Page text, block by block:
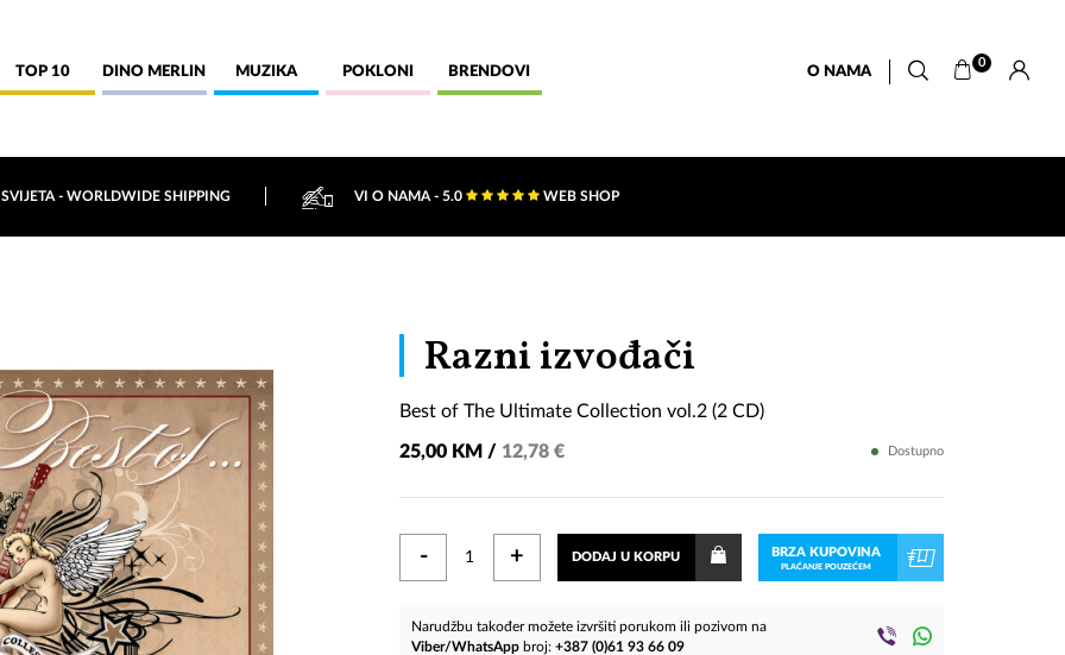
TOP 10 DINO MERLIN MUZIKA POKLONI BRENDOVI O NAMA
0
- WORLDWIDE SHIPPING VI O NAMA - 5.0 WEB SHOP
Razni izvođači
of
Ultimate
Collection
vol.2
(2
Best of The Ultimate Collection vol.2 (2 CD)
25,00 KM / 12,78 € Dostupno
- + DODAJ U KORPU BRZA KUPOVINA
PLAĆANJE POUZEĆEM
Narudžbu također možete izvršiti porukom ili pozivom na
Viber/WhatsApp broj:+387 (0)61 93 66 09